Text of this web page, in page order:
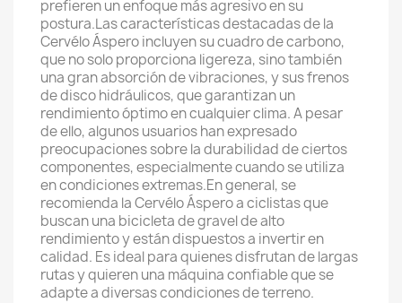
prefieren un enfoque más agresivo en su
postura.Las características destacadas de la
Cervélo Áspero incluyen su cuadro de carbono,
que no solo proporciona ligereza, sino también
una gran absorción de vibraciones, y sus frenos
de disco hidráulicos, que garantizan un
rendimiento óptimo en cualquier clima. A pesar
de ello, algunos usuarios han expresado
preocupaciones sobre la durabilidad de ciertos
componentes, especialmente cuando se utiliza
en condiciones extremas.En general, se
recomienda la Cervélo Áspero a ciclistas que
buscan una bicicleta de gravel de alto
rendimiento y están dispuestos a invertir en
calidad. Es ideal para quienes disfrutan de largas
rutas y quieren una máquina confiable que se
adapte a diversas condiciones de terreno.